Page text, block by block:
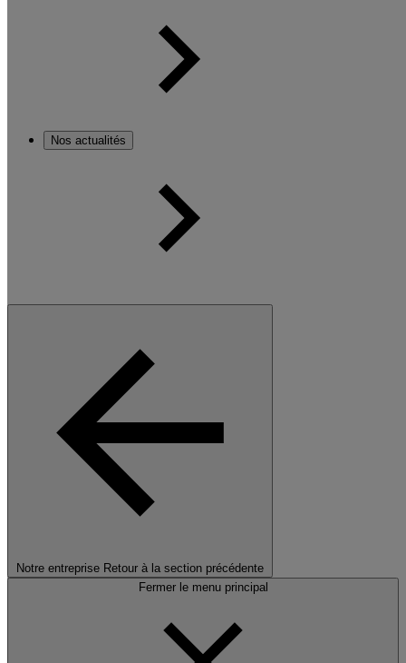
Nos actualités
Notre entreprise Retour à la section précédente
Fermer le menu principal